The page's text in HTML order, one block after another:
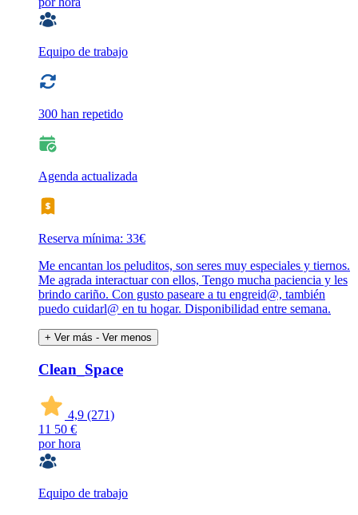
Equipo de trabajo
300 han repetido
Agenda actualizada
Reserva mínima: 33€
Me encantan los peluditos, son seres muy especiales y tiernos.
Me agrada interactuar con ellos, Tengo mucha paciencia y les
brindo cariño. Con gusto paseare a tu engreid@, también
puedo cuidarl@ en tu hogar. Disponibilidad entre semana.
+ Ver más - Ver menos
Clean_Space
4,9 (271)
11 50 €
por hora
Equipo de trabajo